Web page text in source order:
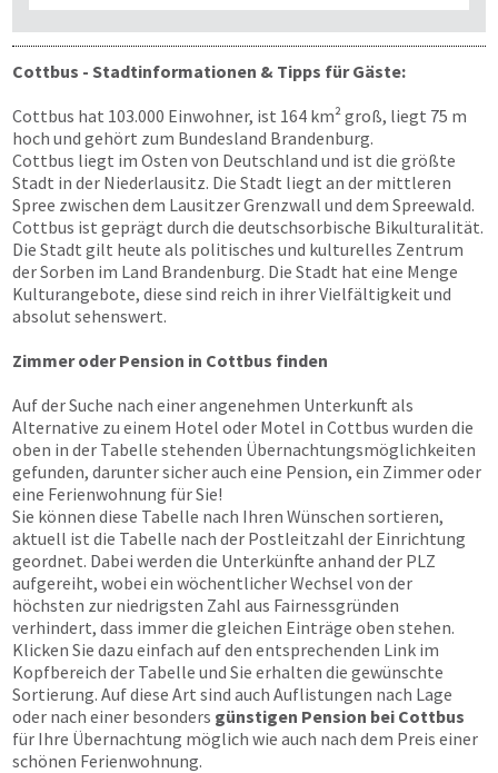
Cottbus - Stadtinformationen & Tipps für Gäste:
Cottbus hat 103.000 Einwohner, ist 164 km² groß, liegt 75 m
hoch und gehört zum Bundesland Brandenburg.
Cottbus liegt im Osten von Deutschland und ist die größte
Stadt in der Niederlausitz. Die Stadt liegt an der mittleren
Spree zwischen dem Lausitzer Grenzwall und dem Spreewald.
Cottbus ist geprägt durch die deutschsorbische Bikulturalität.
Die Stadt gilt heute als politisches und kulturelles Zentrum
der Sorben im Land Brandenburg. Die Stadt hat eine Menge
Kulturangebote, diese sind reich in ihrer Vielfältigkeit und
absolut sehenswert.
Zimmer oder Pension in Cottbus finden
Auf der Suche nach einer angenehmen Unterkunft als
Alternative zu einem Hotel oder Motel in Cottbus wurden die
oben in der Tabelle stehenden Übernachtungsmöglichkeiten
gefunden, darunter sicher auch eine Pension, ein Zimmer oder
eine Ferienwohnung für Sie!
Sie können diese Tabelle nach Ihren Wünschen sortieren,
aktuell ist die Tabelle nach der Postleitzahl der Einrichtung
geordnet. Dabei werden die Unterkünfte anhand der PLZ
aufgereiht, wobei ein wöchentlicher Wechsel von der
höchsten zur niedrigsten Zahl aus Fairnessgründen
verhindert, dass immer die gleichen Einträge oben stehen.
Klicken Sie dazu einfach auf den entsprechenden Link im
Kopfbereich der Tabelle und Sie erhalten die gewünschte
Sortierung. Auf diese Art sind auch Auflistungen nach Lage
oder nach einer besonders günstigen Pension bei Cottbus
für Ihre Übernachtung möglich wie auch nach dem Preis einer
schönen Ferienwohnung.